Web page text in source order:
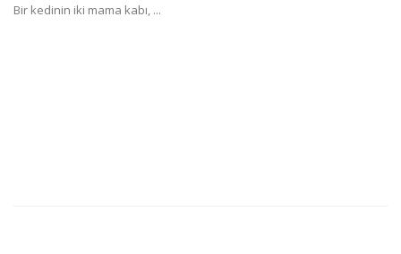
Bir kedinin iki mama kabı, ...